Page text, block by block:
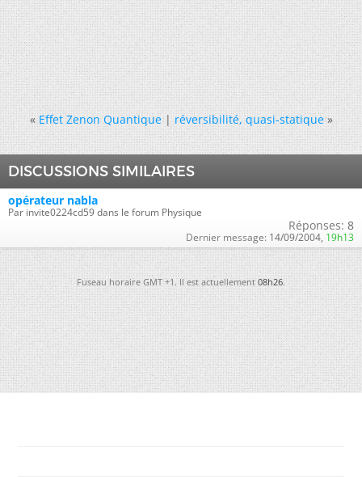
« Effet Zenon Quantique|réversibilité, quasi-statique »
DISCUSSIONS SIMILAIRES
opérateur nabla
Par invite0224cd59 dans le forum Physique
Réponses: 8
Dernier message: 14/09/2004, 19h13
Fuseau horaire GMT +1. Il est actuellement08h26.